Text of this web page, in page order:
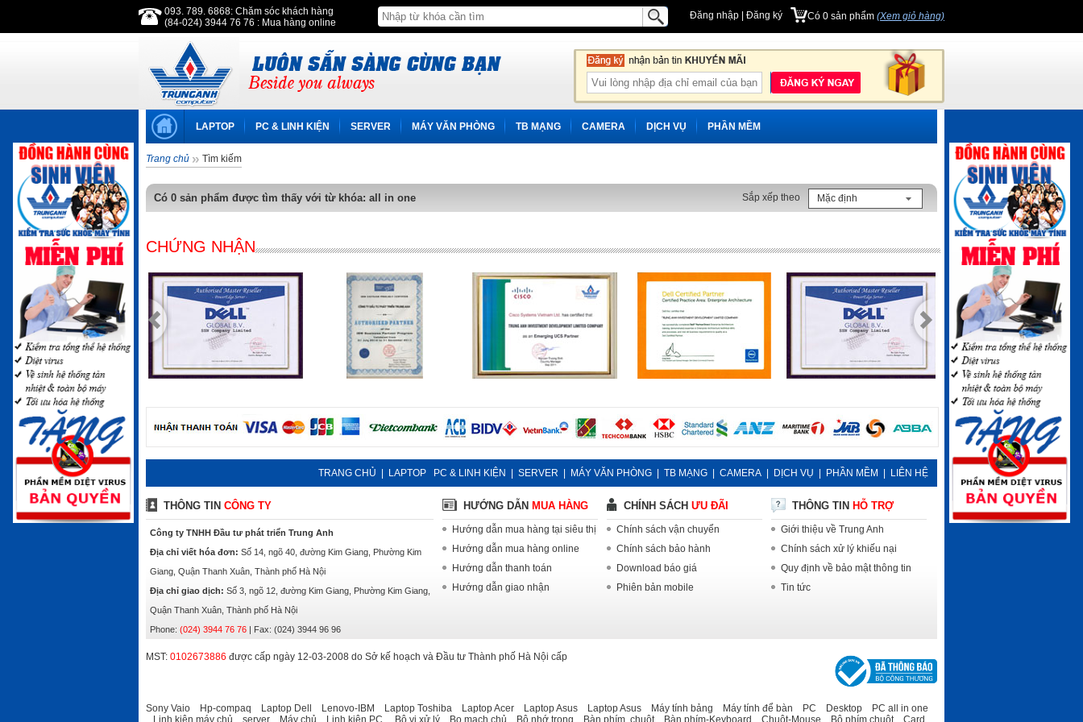
093. 789. 6868: Chăm sóc khách hàng
(84-024) 3944 76 76 : Mua hàng online
Đăng nhập Đăng ký Có 0 sản phẩm (Xem giỏ hàng)
LAPTOP PC & LINH KIỆN SERVER MÁY VĂN PHÒNG TB MẠNG CAMERA DỊCH VỤ PHẦN MỀM
Trang chủ Tìm kiếm
Có 0 sản phẩm được tìm thấy với từ khóa: all in one Sắp xếp theo Mặc định
CHỨNG NHẬN
TRANG CHỦ LAPTOP PC & LINH KIỆN SERVER MÁY VĂN PHÒNG TB MẠNG CAMERA DỊCH VỤ PHẦN MỀM LIÊN HỆ
THÔNG TIN CÔNG TY
Công ty TNHH Đầu tư phát triển Trung Anh
Địa chỉ viết hóa đơn: Số 14, ngõ 40, đường Kim Giang, Phường Kim
Giang, Quận Thanh Xuân, Thành phố Hà Nội
Địa chỉ giao dịch: Số 3, ngõ 12, đường Kim Giang, Phường Kim Giang,
Quận Thanh Xuân, Thành phố Hà Nội
Phone: (024) 3944 76 76 | Fax: (024) 3944 96 96
HƯỚNG DẪN MUA HÀNG
Hướng dẫn mua hàng tại siêu thị
Hướng dẫn mua hàng online
Hướng dẫn thanh toán
Hướng dẫn giao nhận
CHÍNH SÁCH ƯU ĐÃI
Chính sách vận chuyển
Chính sách bảo hành
Download báo giá
Phiên bản mobile
THÔNG TIN HỖ TRỢ
Giới thiệu về Trung Anh
Chính sách xử lý khiếu nại
Quy định về bảo mật thông tin
Tin tức
MST: 0102673886 được cấp ngày 12-03-2008 do Sở kế hoạch và Đầu tư Thành phố Hà Nội cấp
Sony Vaio Hp-compaq Laptop Dell Lenovo-IBM Laptop Toshiba Laptop Acer Laptop Asus Laptop Asus Máy tính bảng Máy tính để bàn PC Desktop
PC all in one
Linh kiện máy chủ
server Máy chủ Linh kiện PC Bộ vi xử lý Bo mạch chủ Bộ nhớ trong Bàn phím, chuột Bàn phím-Keyboard Chuột-Mouse Bộ phím chuột Card